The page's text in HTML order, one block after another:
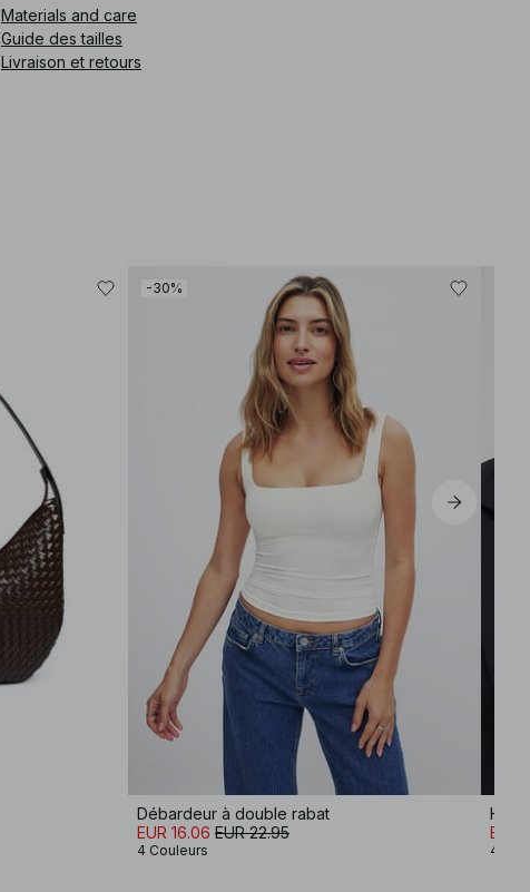
Materials and care
Guide des tailles
Livraison et retours
-30%
Débardeur à double rabat
EUR 16.06 EUR 22.95
4 Couleurs
Haut
EUR
4